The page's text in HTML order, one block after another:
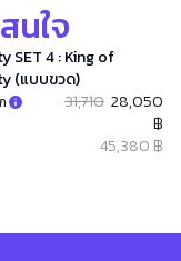
ใจ
SET 4 : King of
(แบบขวด)
31,710 28,050
฿
45,380 ฿